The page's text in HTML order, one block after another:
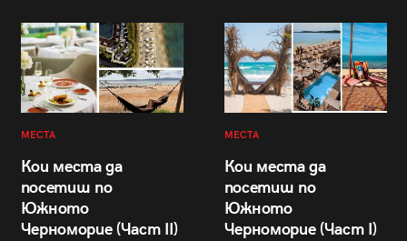
МЕСТА
Кои места да
посетиш по
Южното
Черноморие (Част II)
МЕСТА
Кои места да
посетиш по
Южното
Черноморие (Част I)